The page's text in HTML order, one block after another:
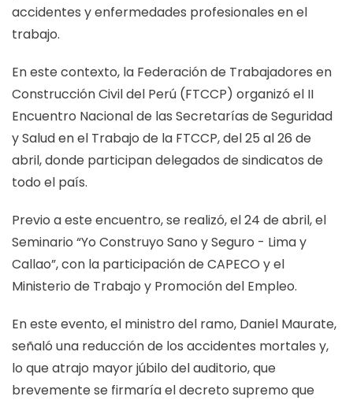
accidentes y enfermedades profesionales en el
trabajo.
En este contexto, la Federación de Trabajadores en
Construcción Civil del Perú (FTCCP) organizó el II
Encuentro Nacional de las Secretarías de Seguridad
y Salud en el Trabajo de la FTCCP, del 25 al 26 de
abril, donde participan delegados de sindicatos de
todo el país.
Previo a este encuentro, se realizó, el 24 de abril, el
Seminario “Yo Construyo Sano y Seguro - Lima y
Callao”, con la participación de CAPECO y el
Ministerio de Trabajo y Promoción del Empleo.
En este evento, el ministro del ramo, Daniel Maurate,
señaló una reducción de los accidentes mortales y,
lo que atrajo mayor júbilo del auditorio, que
brevemente se firmaría el decreto supremo que